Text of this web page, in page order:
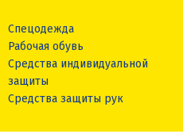
Спецодежда
Рабочая обувь
Средства индивидуальной
защиты
Средства защиты рук